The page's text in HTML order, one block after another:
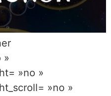
»
»no »
»no »